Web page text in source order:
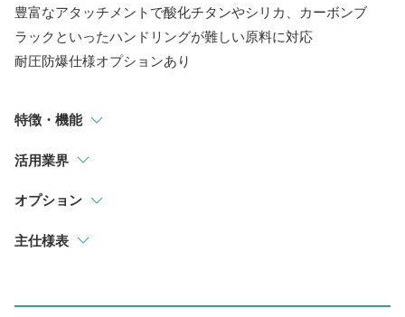
豊富なアタッチメントで酸化チタンやシリカ、カーボンブ
ラックといったハンドリングが難しい原料に対応
耐圧防爆仕様オプションあり
特徴・機能
活用業界
オプション
主仕様表